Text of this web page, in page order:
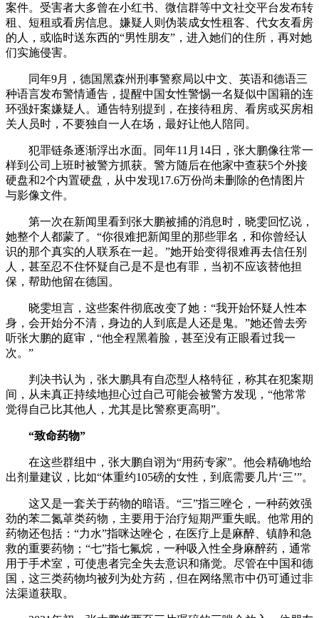
案件。受害者大多曾在小红书、微信群等中文社交平台发布转
租、短租或看房信息。嫌疑人则伪装成女性租客、代女友看房
的人，或临时送东西的“男性朋友”，进入她们的住所，再对她
们实施侵害。
同年9月，德国黑森州刑事警察局以中文、英语和德语三
种语言发布警情通告，提醒中国女性警惕一名疑似中国籍的连
环强奸案嫌疑人。通告特别提到，在接待租房、看房或买房相
关人员时，不要独自一人在场，最好让他人陪同。
犯罪链条逐渐浮出水面。同年11月14日，张大鹏像往常一
样到公司上班时被警方抓获。警方随后在他家中查获5个外接
硬盘和2个内置硬盘，从中发现17.6万份尚未删除的色情图片
与影像文件。
第一次在新闻里看到张大鹏被捕的消息时，晓雯回忆说，
她整个人都蒙了。“你很难把新闻里的那些罪名，和你曾经认
识的那个真实的人联系在一起。”她开始变得很难再去信任别
人，甚至忍不住怀疑自己是不是也有罪，当初不应该替他担
保，帮助他留在德国。
晓雯坦言，这些案件彻底改变了她：“我开始怀疑人性本
身，会开始分不清，身边的人到底是人还是鬼。”她还曾去旁
听张大鹏的庭审，“他全程黑着脸，甚至没有正眼看过我一
次。”
判决书认为，张大鹏具有自恋型人格特征，称其在犯案期
间，从未真正持续地担心过自己可能会被警方发现，“他常常
觉得自己比其他人，尤其是比警察更高明”。
“致命药物”
在这些群组中，张大鹏自诩为“用药专家”。他会精确地给
出剂量建议，比如“体重约105磅的女性，到底需要几片‘三’”。
这又是一套关于药物的暗语。“三”指三唑仑，一种药效强
劲的苯二氮䓬类药物，主要用于治疗短期严重失眠。他常用的
药物还包括：“力水”指咪达唑仑，在医疗上是麻醉、镇静和急
救的重要药物；“七”指七氟烷，一种吸入性全身麻醉药，通常
用于手术室，可使患者完全失去意识和痛觉。尽管在中国和德
国，这三类药物均被列为处方药，但在网络黑市中仍可通过非
法渠道获取。